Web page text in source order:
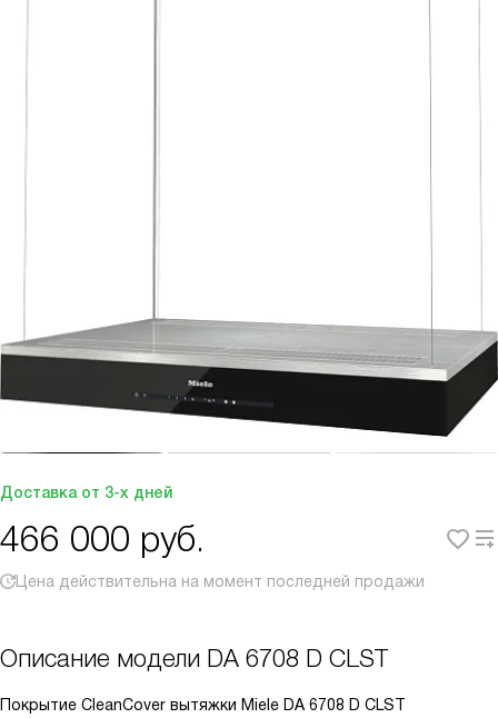
Доставка от 3-х дней
466 000 руб.
Цена действительна на момент последней продажи
Описание модели DA 6708 D CLST
Покрытие CleanCover вытяжки Miele DA 6708 D CLST